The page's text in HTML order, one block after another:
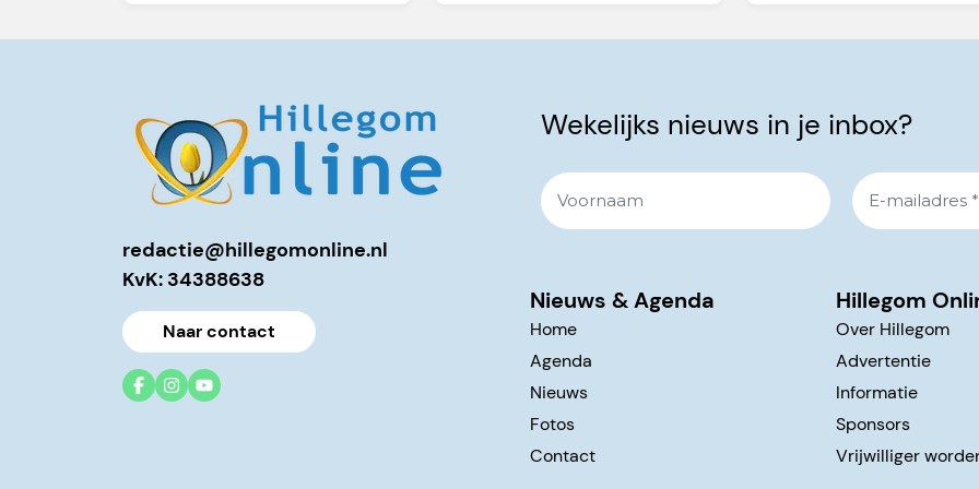
redactie@hillegomonline.nl
KvK: 34388638
Naar contact
Wekelijks nieuws in je inbox?
Nieuws & Agenda
Home
Agenda
Nieuws
Fotos
Contact
Hillegom
Over Hillegom
Advertentie
Informatie
Sponsors
Vrijwilliger